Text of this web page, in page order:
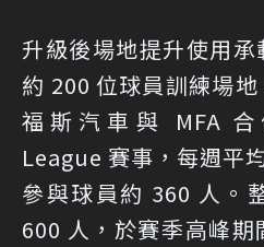
升級後場地提升使用
約 200 位球員訓練場
福斯汽車與 MFA
League 賽事，每週平
參與球員約 360 人。
600 人，於賽季高峰